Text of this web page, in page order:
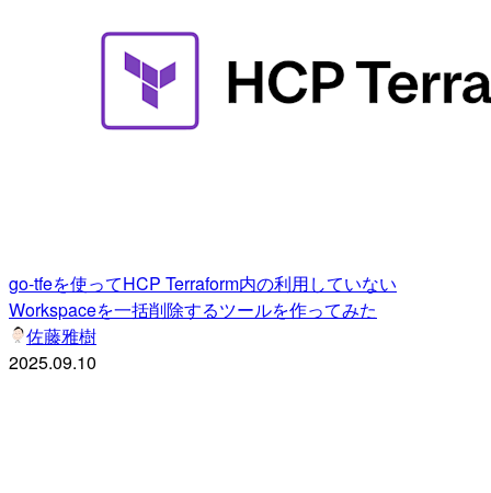
go-tfeを使ってHCP Terraform内の利用していない
Workspaceを一括削除するツールを作ってみた
佐藤雅樹
2025.09.10